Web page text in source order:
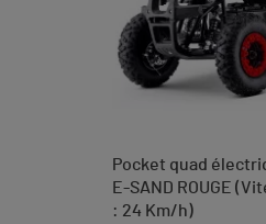
Pocket quad
E-SAND ROUGE
: 24 Km/h)